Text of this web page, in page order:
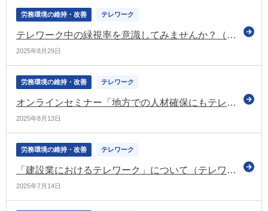
労務環境の維持・改善 テレワーク
テレワーク中の緑視率を意識してみませんか？（テレワーク総合ポータルサイトのコラム）
2025年8月29日
労務環境の維持・改善 テレワーク
オンラインセミナー「地方での人材確保にもテレワークが役に立つ」を開催（テレワーク総合ポータルサイト）
2025年8月13日
労務環境の維持・改善 テレワーク
「建設業におけるテレワーク」について（テレワーク総合ポータルサイトのコラム）
2025年7月14日